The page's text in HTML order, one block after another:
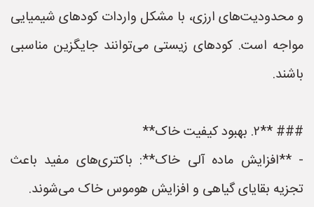
و محدودیت‌های ارزی، با مشکل واردات کودهای شیمیایی
مواجه است. کودهای زیستی می‌توانند جایگزین مناسبی
باشند.
### **۲. بهبود کیفیت خاک**
- **افزایش ماده آلی خاک**: باکتری‌های مفید باعث
تجزیه بقایای گیاهی و افزایش هوموس خاک می‌شوند.